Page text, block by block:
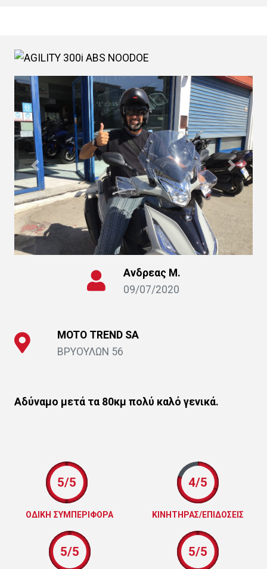
Ανδρεας Μ.
09/07/2020
MOTO ΤRΕΝD SΑ
ΒΡΥΟΥΛΩΝ 56
Αδύναμο μετά τα 80κμ πολύ καλό γενικά.
5/5
ΟΔΙΚΗ ΣΥΜΠΕΡΙΦΟΡΑ
4/5
ΚΙΝΗΤΗΡΑΣ/ΕΠΙΔΟΣΕΙΣ
5/5 5/5